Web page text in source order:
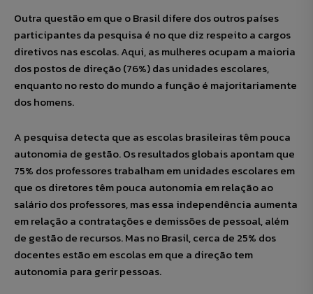
Outra questão em que o Brasil difere dos outros países
participantes da pesquisa é no que diz respeito a cargos
diretivos nas escolas. Aqui, as mulheres ocupam a maioria
dos postos de direção (76%) das unidades escolares,
enquanto no resto do mundo a função é majoritariamente
dos homens.
A pesquisa detecta que as escolas brasileiras têm pouca
autonomia de gestão. Os resultados globais apontam que
75% dos professores trabalham em unidades escolares em
que os diretores têm pouca autonomia em relação ao
salário dos professores, mas essa independência aumenta
em relação a contratações e demissões de pessoal, além
de gestão de recursos. Mas no Brasil, cerca de 25% dos
docentes estão em escolas em que a direção tem
autonomia para gerir pessoas.